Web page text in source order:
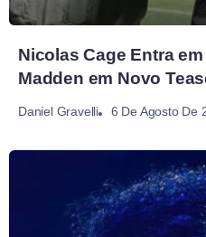
Nicolas Cage Entra
Madden em Novo
Daniel Gravelli 6 De Agosto De